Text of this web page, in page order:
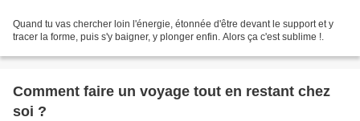
Quand tu vas chercher loin l'énergie, étonnée d'être devant le support et y
tracer la forme, puis s'y baigner, y plonger enfin. Alors ça c'est sublime !.
Comment faire un voyage tout en restant chez
soi ?